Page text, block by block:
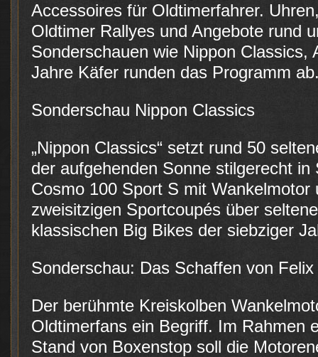
Accessoires für Oldtimerfahrer.
Oldtimer Rallyes und Angebote rund
Sonderschauen wie Nippon Classics,
Jahre Käfer runden das Programm
Sonderschau Nippon Classics
„Nippon Classics“ setzt rund 50
der aufgehenden Sonne stilgerecht
Cosmo 100 Sport S mit Wankelmotor
zweisitzigen Sportcoupés über
klassischen Big Bikes der siebziger
Sonderschau: Das Schaffen von Felix
Der berühmte Kreiskolben
Oldtimerfans ein Begriff. Im Rahmen
Stand von Boxenstop soll die